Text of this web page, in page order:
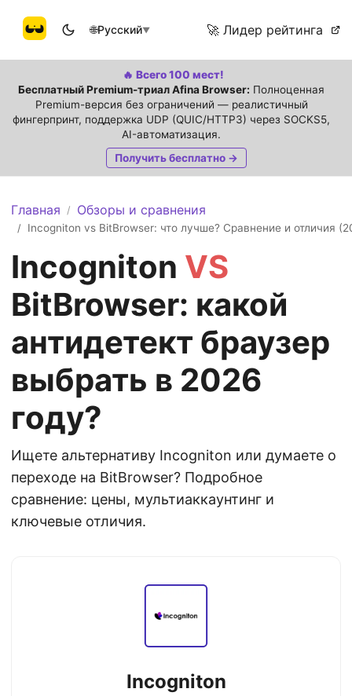
🌐Русский▼ 🚀 Лидер рейтинга
🔥 Всего 100 мест!
Бесплатный Premium-триал Afina Browser: Полноценная
Premium-версия без ограничений — реалистичный
фингерпринт, поддержка UDP (QUIC/HTTP3) через SOCKS5,
AI-автоматизация.
Получить бесплатно →
Главная / Обзоры и сравнения
/ Incogniton vs BitBrowser: что лучше? Сравнение и отличия
Incogniton VS
BitBrowser: какой
антидетект браузер
выбрать в 2026
году?
Ищете альтернативу Incogniton или думаете о
переходе на BitBrowser? Подробное
сравнение: цены, мультиаккаунтинг и
ключевые отличия.
Incogniton